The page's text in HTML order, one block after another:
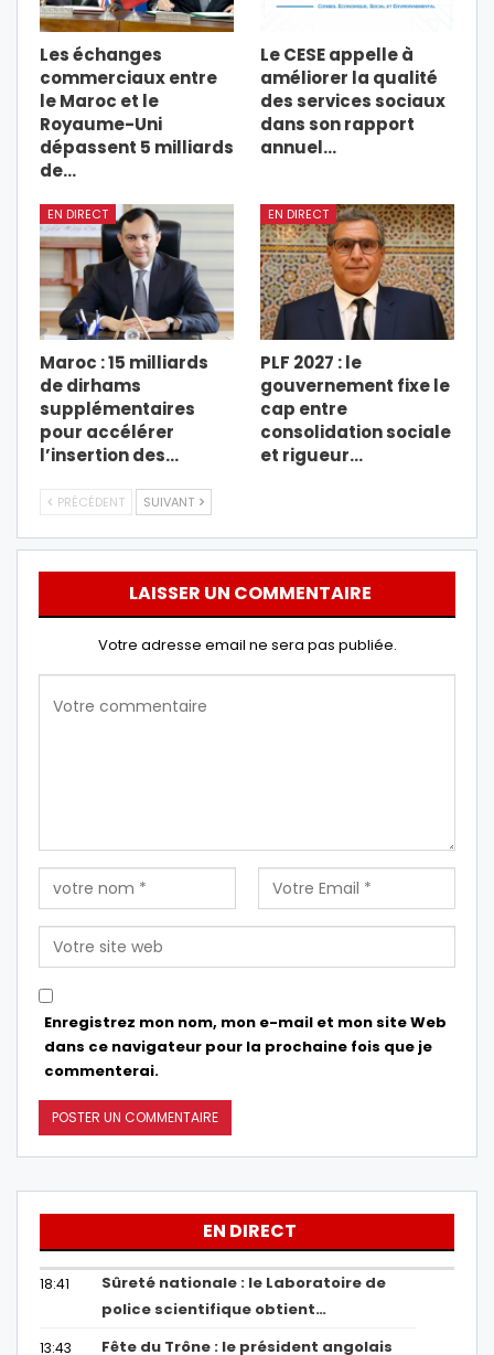
Les échanges
commerciaux entre
le Maroc et le
Royaume-Uni
dépassent 5 milliards
de…
Le CESE appelle à
améliorer la qualité
des services sociaux
dans son rapport
annuel…
EN DIRECT
Maroc : 15 milliards
de dirhams
supplémentaires
pour accélérer
l’insertion des…
EN DIRECT
PLF 2027 : le
gouvernement fixe le
cap entre
consolidation sociale
et rigueur…
PRÉCÉDENT SUIVANT
LAISSER UN COMMENTAIRE
Votre adresse email ne sera pas publiée.
Enregistrez mon nom, mon e-mail et mon site Web
dans ce navigateur pour la prochaine fois que je
commenterai.
EN DIRECT
18:41
Sûreté nationale : le Laboratoire de
police scientifique obtient…
13:43 Fête du Trône : le président angolais